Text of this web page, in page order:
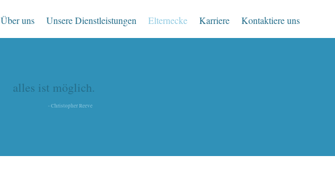
Über uns Unsere Dienstleistungen Elternecke Karriere Kontaktiere uns
alles ist möglich.
- Christopher Reeve